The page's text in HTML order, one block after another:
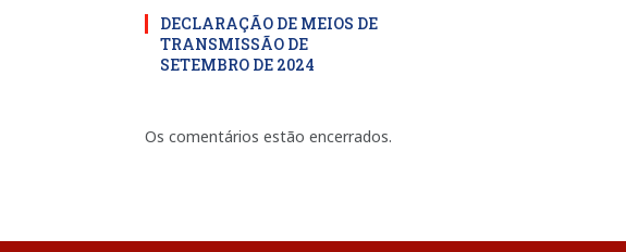
DECLARAÇÃO DE MEIOS DE
TRANSMISSÃO DE
SETEMBRO DE 2024
Os comentários estão encerrados.